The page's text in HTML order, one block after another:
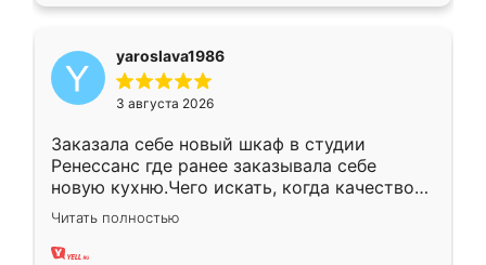
yaroslava1986
3 августа 2026
Заказала себе новый шкаф в студии
Ренессанс где ранее заказывала себе
новую кухню.Чего искать, когда качеством
вполне довольна. Служит кухня уже почти
два года, нареканий нет.
Читать полностью